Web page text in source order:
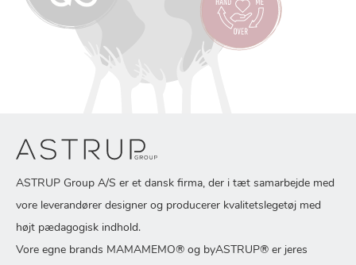
ASTRUP Group A/S er et dansk firma, der i tæt samarbejde med
vore leverandører designer og producerer kvalitetslegetøj med
højt pædagogisk indhold.
Vore egne brands MAMAMEMO® og byASTRUP® er jeres